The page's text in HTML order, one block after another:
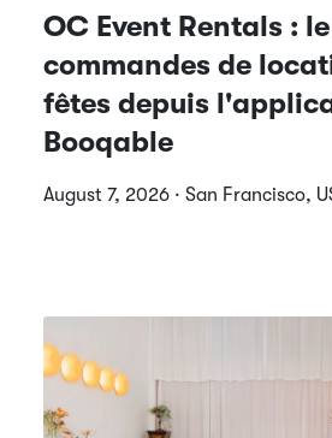
OC Event Rentals :
commandes de
fêtes depuis
Booqable
August 7, 2026 · San Francisco,